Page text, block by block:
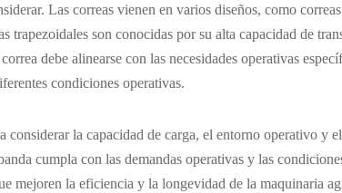
Las correas vienen en varios diseños, como
trapezoidales son conocidas por su alta capacidad de
debe alinearse con las necesidades operativas
condiciones operativas.
la capacidad de carga, el entorno operativo y
cumpla con las demandas operativas y las
mejoren la eficiencia y la longevidad de la maquinaria